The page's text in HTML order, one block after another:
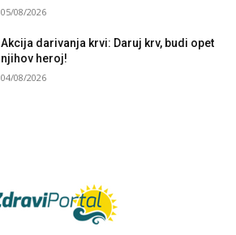
05/08/2026
Akcija darivanja krvi: Daruj krv, budi opet
njihov heroj!
04/08/2026